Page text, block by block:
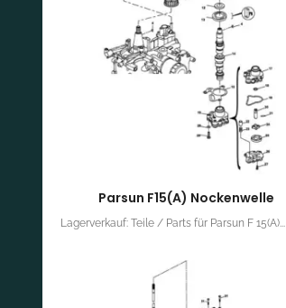
Parsun F15(A) Nockenwelle
Lagerverkauf: Teile / Parts für Parsun F 15(A)...